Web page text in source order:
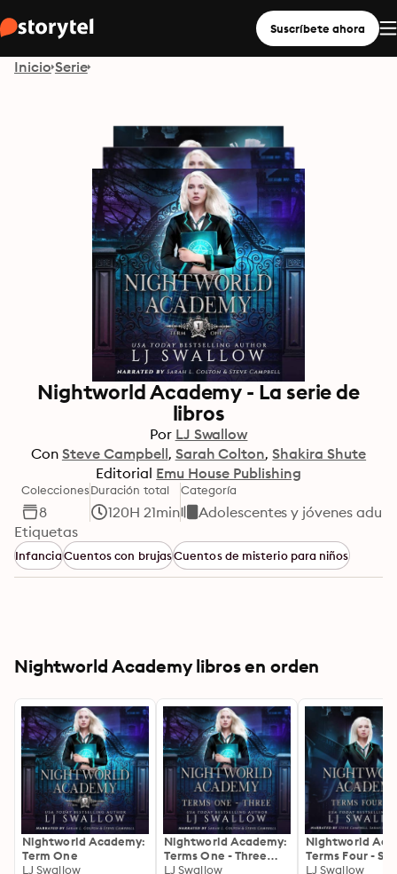
Suscríbete ahora
Inicio Serie
Nightworld Academy - La serie de
libros
Por LJ Swallow
Con Steve Campbell Sarah Colton Shakira Shute
Editorial Emu House Publishing
Colecciones
8
Duración total
120H 21min
Categoría
Adolescentes y jóvenes
Etiquetas
InfanciaCuentos con brujasCuentos de misterio para niños
Nightworld Academy libros en orden
Nightworld Academy:
Term One
LJ Swallow
Nightworld Academy:
Terms One - Three
Omnibus
LJ Swallow
Nightworld
Terms Four - Six
Omnibus
LJ Swallow